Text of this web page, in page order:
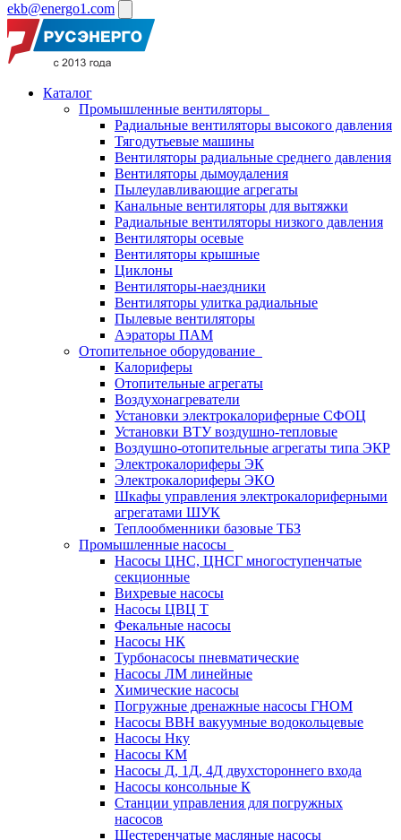
ekb@energo1.com
Каталог
Промышленные вентиляторы
Радиальные вентиляторы высокого давления
Тягодутьевые машины
Вентиляторы радиальные среднего давления
Вентиляторы дымоудаления
Пылеулавливающие агрегаты
Канальные вентиляторы для вытяжки
Радиальные вентиляторы низкого давления
Вентиляторы осевые
Вентиляторы крышные
Циклоны
Вентиляторы-наездники
Вентиляторы улитка радиальные
Пылевые вентиляторы
Аэраторы ПАМ
Отопительное оборудование
Калориферы
Отопительные агрегаты
Воздухонагреватели
Установки электрокалориферные СФОЦ
Установки ВТУ воздушно-тепловые
Воздушно-отопительные агрегаты типа ЭКР
Электрокалориферы ЭК
Электрокалориферы ЭКО
Шкафы управления электрокалориферными
агрегатами ШУК
Теплообменники базовые ТБЗ
Промышленные насосы
Насосы ЦНС, ЦНСГ многоступенчатые
секционные
Вихревые насосы
Насосы ЦВЦ Т
Фекальные насосы
Насосы НК
Турбонасосы пневматические
Насосы ЛМ линейные
Химические насосы
Погружные дренажные насосы ГНОМ
Насосы ВВН вакуумные водокольцевые
Насосы Нку
Насосы КМ
Насосы Д, 1Д, 4Д двухстороннего входа
Насосы консольные К
Станции управления для погружных
насосов
Шестеренчатые масляные насосы